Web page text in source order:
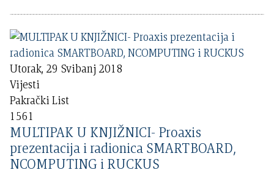
Utorak, 29 Svibanj 2018
Vijesti
Pakrački List
1561
MULTIPAK U KNJIŽNICI- Proaxis
prezentacija i radionica SMARTBOARD,
NCOMPUTING i RUCKUS